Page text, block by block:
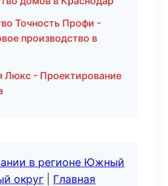
Точность Профи -
производство в
Люкс - Проектирование
в регионе Южный
округ
Главная